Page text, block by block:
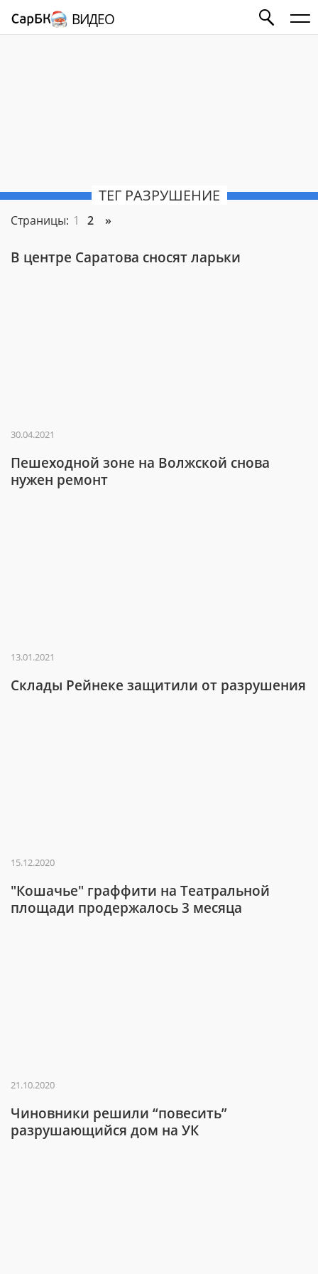
ВИДЕО
ТЕГ РАЗРУШЕНИЕ
Страницы: 1 2 »
В центре Саратова сносят ларьки
30.04.2021
Пешеходной зоне на Волжской снова
нужен ремонт
13.01.2021
Склады Рейнеке защитили от разрушения
15.12.2020
"Кошачье" граффити на Театральной
площади продержалось 3 месяца
21.10.2020
Чиновники решили “повесить”
разрушающийся дом на УК